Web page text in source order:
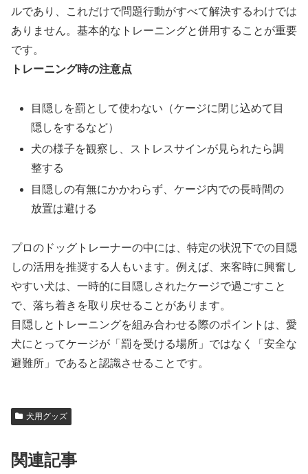
ルであり、これだけで問題行動がすべて解決するわけでは
ありません。基本的なトレーニングと併用することが重要
です。
トレーニング時の注意点
目隠しを罰として使わない（ケージに閉じ込めて目
隠しをするなど）
犬の様子を観察し、ストレスサインが見られたら調
整する
目隠しの有無にかかわらず、ケージ内での長時間の
放置は避ける
プロのドッグトレーナーの中には、特定の状況下での目隠
しの活用を推奨する人もいます。例えば、来客時に興奮し
やすい犬は、一時的に目隠しされたケージで過ごすこと
で、落ち着きを取り戻せることがあります。
目隠しとトレーニングを組み合わせる際のポイントは、愛
犬にとってケージが「罰を受ける場所」ではなく「安全な
避難所」であると認識させることです。
犬用グッズ
関連記事